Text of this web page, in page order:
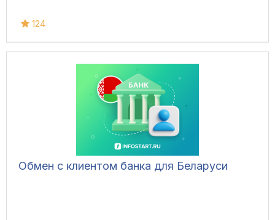
124
Обмен с клиентом банка для Беларуси